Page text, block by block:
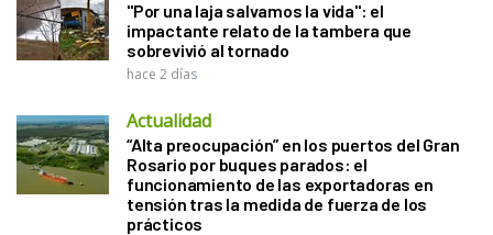
"Por una laja salvamos la vida": el
impactante relato de la tambera que
sobrevivió al tornado
hace 2 días
Actualidad
“Alta preocupación” en los puertos del Gran
Rosario por buques parados: el
funcionamiento de las exportadoras en
tensión tras la medida de fuerza de los
prácticos